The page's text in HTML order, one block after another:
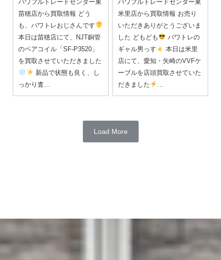
パワフルトレードセンター東
苗穂店から買取情報 どう
も、パワトレおじさんです
本日は苗穂店にて、NJT銅管
のペアコイル「SF-P3520」
を買取させていただきました
新品で状態も良く、し
っかり査…
パワフルトレードセンター東
米里店から買取情報 お売り
いただきありがとうございま
した どもども
パワトレの
ギャル男っす
本日は米里
店にて、愛知・矢崎のVVFケ
ーブルを店頭買取させていた
だきました
…
Load More